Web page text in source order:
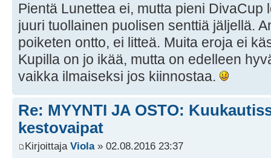
Pientä Lunettea ei, mutta pieni DivaCup
juuri tuollainen puolisen senttiä jäljellä.
poiketen ontto, ei litteä. Muita eroja ei
Kupilla on jo ikää, mutta on edelleen
vaikka ilmaiseksi jos kiinnostaa.
Re: MYYNTI JA OSTO:
kestovaipat
Kirjoittaja Viola» 02.08.2016 23:37